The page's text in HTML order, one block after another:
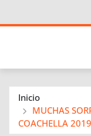
Inicio
MUCHAS
COACHELLA 2019